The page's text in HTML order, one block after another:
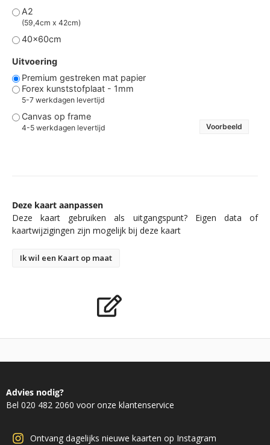
A2
(59,4cm x 42cm)
40x60cm
Uitvoering
Premium gestreken mat papier
Forex kunststofplaat - 1mm
5-7 werkdagen levertijd
Canvas op frame
4-5 werkdagen levertijd Voorbeeld
Deze kaart aanpassen
Deze kaart gebruiken als uitgangspunt? Eigen data of
kaartwijzigingen zijn mogelijk bij deze kaart
Ik wil een Kaart op maat
Advies nodig?
Bel 020 482 2060 voor onze klantenservice
Ontvang dagelijks nieuwe kaarten op Instagram